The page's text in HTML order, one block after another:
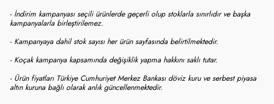
- İndirim kampanyası seçili ürünlerde geçerli olup stoklarla sınırlıdır ve başka
kampanyalarla birleştirilemez.
- Kampanyaya dahil stok sayısı her ürün sayfasında belirtilmektedir.
- Koçak kampanya kapsamında değişiklik yapma hakkını saklı tutar.
- Ürün fiyatları Türkiye Cumhuriyet Merkez Bankası döviz kuru ve serbest piyasa
altın kuruna bağlı olarak anlık güncellenmektedir.